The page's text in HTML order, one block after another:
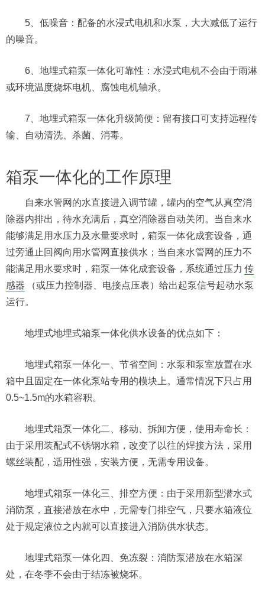
5、低噪音：配备的水浸式电机和水泵，大大减低了运行
的噪音。
6、地埋式箱泵一体化可靠性：水浸式电机不会由于雨淋
或环境温度烧坏电机、腐蚀电机轴承。
7、地埋式箱泵一体化升级简便：留有接口可支持远程传
输、自动清洗、杀菌、消毒。
箱泵一体化的工作原理
自来水管网的水直接进入调节罐，罐内的空气从真空消
除器内排出，待水充满后，真空消除器自动关闭。当自来水
能够满足用水压力及水量要求时，箱泵一体化成套设备，通
过旁通止回阀向用水管网直接供水；当自来水管网的压力不
能满足用水要求时，箱泵一体化成套设备，系统通过压力 传
感器
（或压力控制器、电接点压表）给出起泵信号起动水泵
运行。
地埋式地埋式箱泵一体化供水设备的优点如下：
地埋式箱泵一体化一、节省空间：水泵和泵室放置在水
箱中且固定在一体化泵站专用的模块上。通常情况下只占用
0.5~1.5m的水箱容积。
地埋式箱泵一体化二、移动、拆卸方便，使用寿命长：
由于采用装配式不锈钢水箱，改变了以往的焊接方法，采用
螺丝装配，适用性强，安装方便，无需专用设备。
地埋式箱泵一体化三、排空方便：由于采用新型潜水式
消防泵，直接潜放在水中，无需专门排空气，只要水箱液位
处于规定液位之内就可以直接进入消防供水状态。
地埋式箱泵一体化四、免冻裂：消防泵潜放在水箱深
处，在冬季不会由于结冻被烧坏。